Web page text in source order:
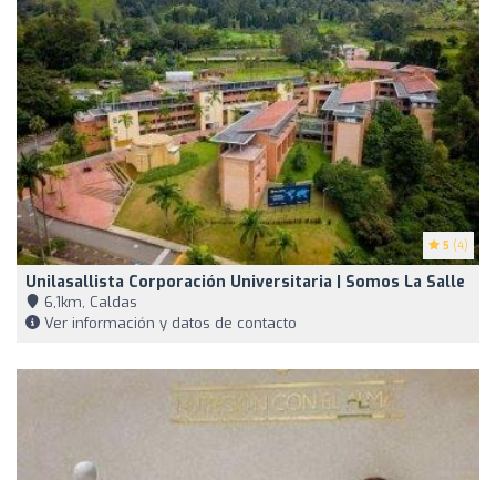
5 (4)
Unilasallista Corporación Universitaria | Somos La Salle
6,1km, Caldas
Ver información y datos de contacto